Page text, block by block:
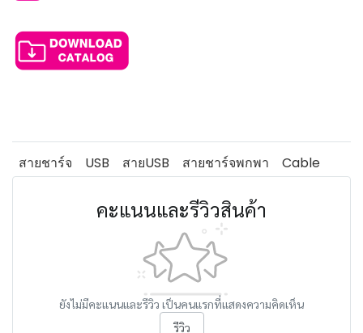
สายชาร์จ USB สายUSB สายชาร์จพกพา Cable
คะแนนและรีวิวสินค้า
ยังไม่มีคะแนนและรีวิว เป็นคนแรกที่แสดงความคิดเห็น
รีวิว